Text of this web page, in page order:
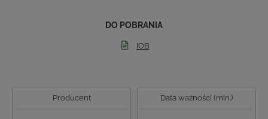
DO POBRANIA
IOB
Producent Data ważności (min.)